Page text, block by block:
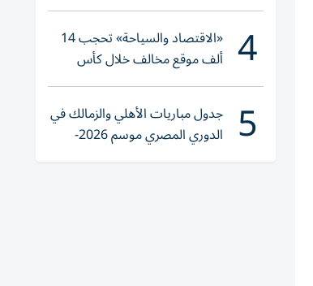
4 «الاقتصاد والسياحة» تحجب 14
ألف موقع مخالف خلال كأس
العالم 2026
5 جدول مباريات الأهلي والزمالك في
الدوري المصري موسم 2026-